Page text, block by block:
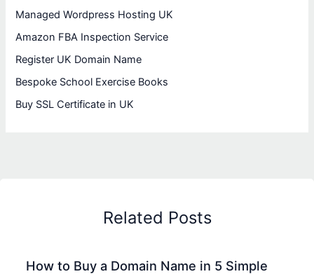
Managed Wordpress Hosting UK
Amazon FBA Inspection Service
Register UK Domain Name
Bespoke School Exercise Books
Buy SSL Certificate in UK
Related Posts
How to Buy a Domain Name in 5 Simple